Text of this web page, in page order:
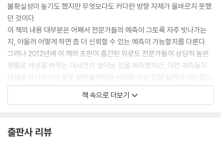
12. 지구온난화│건강한 회의론의 풍토가 필요하다
인과관계를 찾아서｜온실효과는 존재한다｜“로켓공학처럼 복잡한 얘기
가 아니라고요”｜세 가지 회의론｜지구온난화 예측에 관한 예측가 비평
｜모든 기후학자들이 동의하는 것｜컴퓨터 예측 모델을 의심하다｜기후
과학과 복잡성｜모델은 얼마만큼 복잡해야 할까?｜기후 예측의 불확실
성 요소 세 가지｜관측과 기록｜‘뜨거운 여름’이 올 것입니다｜불확실성
은 예측의 본질이다｜‘지구냉각화’가 알려주는 것｜예측과 과학은 긴밀하
게 연결된다｜기온 기록에 관한 불편한 진실｜불확실성 추정이 필수인 또
13. 테러│진주만 공습과 9·11테러의 공통점
불확실성이 높기도 했지만 무엇보다도 커다란 방향 자체가 올바르지 못했
던 것이다.
이 책의 내용 대부분은 어째서 전문가들의 예측이 그토록 자주 빗나가는
지, 아울러 어떻게 하면 좀 더 신뢰할 수 있는 예측이 가능할지를 다룬다.
그러나 2012년에 이 책의 초판이 출간된 뒤로도 전문가들이 상당히 높은
확률로 세상을 바꾸는 대사건이 일어날 것을 예측했지만, 이런 예측들이
대체로 무시되거나 잘못 받아들여지는 사례의 수는 점점 늘어나기만 했다.
다른 말로 하면 좋은 예측을 한다는 것과 사람들이 이 예측을 진지하게 받
아들이도록 설득하는 것은 별개의 문제라는 말이다. 확률이 50퍼센트 미
은 28.6퍼센트였다.
책 속으로 더보기
출판사 리뷰